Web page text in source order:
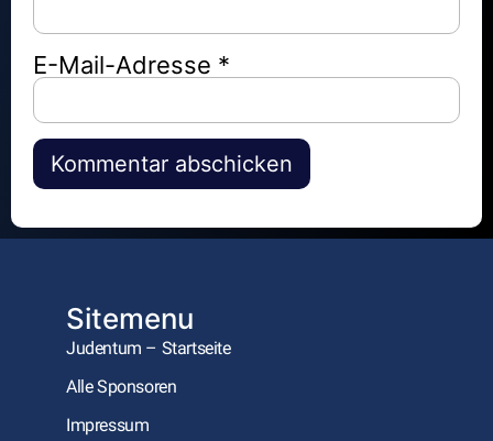
E-Mail-Adresse *
Alternative:
Sitemenu
Judentum – Startseite
Alle Sponsoren
Impressum